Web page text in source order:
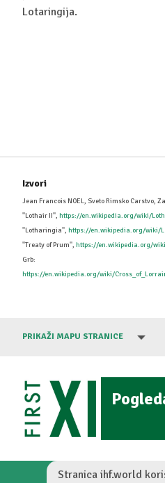
Lotaringija.
Izvori
Jean Francois NOEL, Sveto Rimsko Carstvo,
''Lothair II'', https://en.wikipedia.org/wiki/
''Lotharingia'', https://en.wikipedia.org/wiki/
''Treaty of Prum'', https://en.wikipedia.org/
Grb:
https://en.wikipedia.org/wiki/
PRIKAŽI MAPU STRANICE
Stranica ihf.world